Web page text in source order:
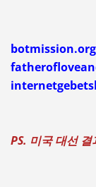
botmission.org
PS. 미국 대선 결